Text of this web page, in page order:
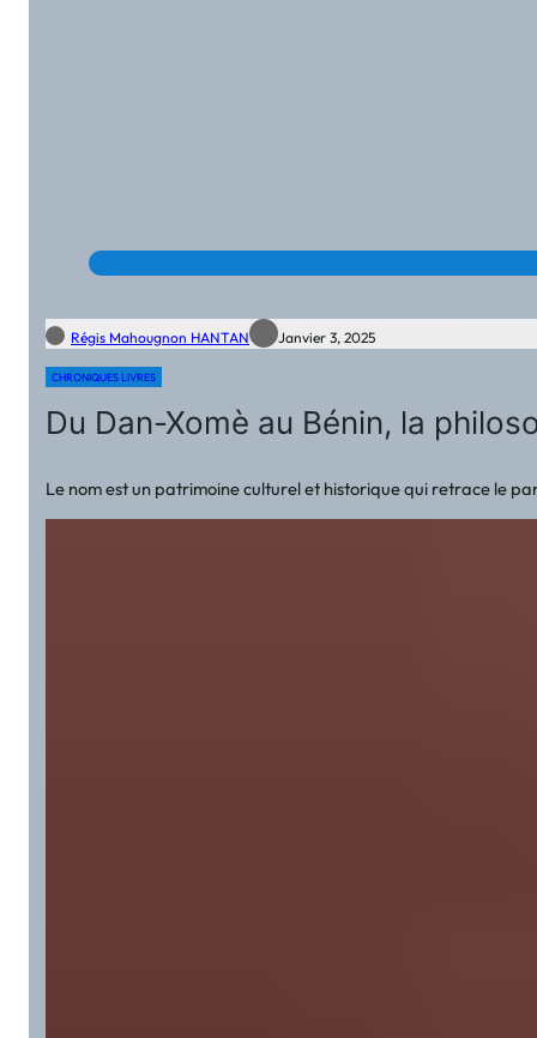
Régis Mahougnon HANTAN Janvier 3, 2025
CHRONIQUES LIVRES
Du Dan-Xomè au Bénin, la
Le nom est un patrimoine culturel et historique qui retrace le